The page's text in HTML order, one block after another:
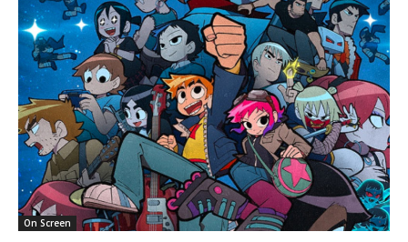
On Screen